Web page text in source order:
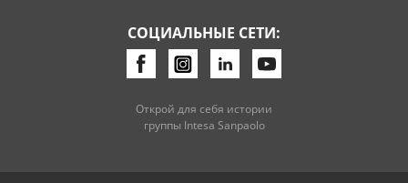
СОЦИАЛЬНЫЕ СЕТИ:
Открой для себя истории
группы Intesa Sanpaolo